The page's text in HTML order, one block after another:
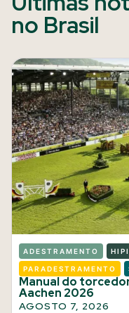
no Brasil
ADESTRAMENTO
PARADESTRAMENTO
Manual do
Aachen 2026
AGOSTO 7, 2026